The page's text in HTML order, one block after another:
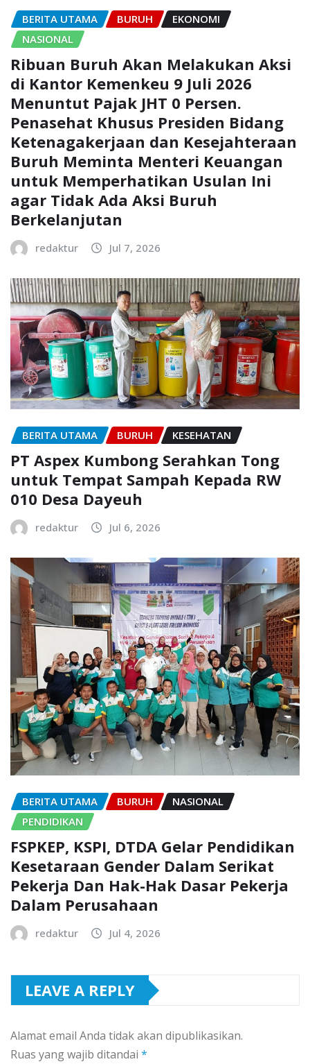
BERITA UTAMA BURUH
EKONOMI
NASIONAL
Ribuan Buruh Akan Melakukan Aksi
di Kantor Kemenkeu 9 Juli 2026
Menuntut Pajak JHT 0 Persen.
Penasehat Khusus Presiden Bidang
Ketenagakerjaan dan Kesejahteraan
Buruh Meminta Menteri Keuangan
untuk Memperhatikan Usulan Ini
agar Tidak Ada Aksi Buruh
Berkelanjutan
redaktur Jul 7, 2026
BERITA UTAMA BURUH KESEHATAN
PT Aspex Kumbong Serahkan Tong
untuk Tempat Sampah Kepada RW
010 Desa Dayeuh
redaktur Jul 6, 2026
BERITA UTAMA BURUH
NASIONAL
PENDIDIKAN
FSPKEP, KSPI, DTDA Gelar Pendidikan
Kesetaraan Gender Dalam Serikat
Pekerja Dan Hak-Hak Dasar Pekerja
Dalam Perusahaan
redaktur Jul 4, 2026
LEAVE A REPLY
Alamat email Anda tidak akan dipublikasikan.
Ruas yang wajib ditandai *